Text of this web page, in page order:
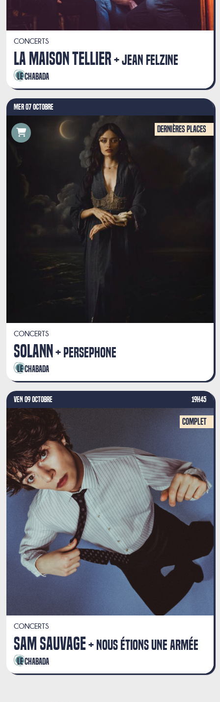
CONCERTS
LA MAISON TELLIER JEAN FELZINE
Le Chabada
MER 07 OCTOBRE
CONCERTS
SOLANN PERSEPHONE
Le Chabada
Dernières places
VEN 09 OCTOBRE 19H45
CONCERTS
SAM SAUVAGE NOUS ÉTIONS UNE ARMÉE
Le Chabada
Complet